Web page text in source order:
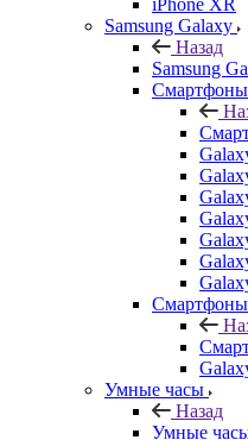
iPhone XR
Samsung Galaxy
Назад
Samsung
Смартфоны
Смартфоны
Умные часы
Назад
Умные